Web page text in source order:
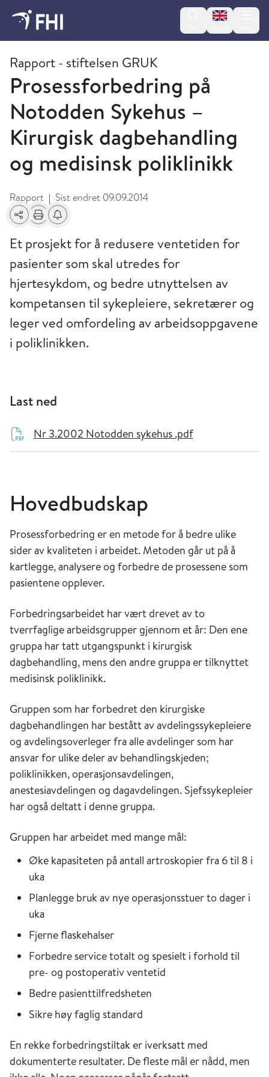
Change
2009 og eldre publikasjoner fra FHI
Rapport - stiftelsen GRUK
Prosessforbedring på
Notodden Sykehus –
Kirurgisk dagbehandling
og medisinsk poliklinikk
Rapport | Sist endret 09.09.2014
Del Skriv utFå varsel om endringer
Et prosjekt for å redusere ventetiden for
pasienter som skal utredes for
hjertesykdom, og bedre utnyttelsen av
kompetansen til sykepleiere, sekretærer og
leger ved omfordeling av arbeidsoppgavene
i poliklinikken.
Last ned
Nr 3.2002 Notodden sykehus .pdf
Hovedbudskap
Prosessforbedring er en metode for å bedre ulike
sider av kvaliteten i arbeidet. Metoden går ut på å
kartlegge, analysere og forbedre de prosessene som
pasientene opplever.
Forbedringsarbeidet har vært drevet av to
tverrfaglige arbeidsgrupper gjennom et år: Den ene
gruppa har tatt utgangspunkt i kirurgisk
dagbehandling, mens den andre gruppa er tilknyttet
medisinsk poliklinikk.
Gruppen som har forbedret den kirurgiske
dagbehandlingen har bestått av avdelingssykepleiere
og avdelingsoverleger fra alle avdelinger som har
ansvar for ulike deler av behandlingskjeden;
poliklinikken, operasjonsavdelingen,
anestesiavdelingen og dagavdelingen. Sjefssykepleier
har også deltatt i denne gruppa.
Gruppen har arbeidet med mange mål:
Øke kapasiteten på antall artroskopier fra 6 til 8 i
uka
Planlegge bruk av nye operasjonsstuer to dager i
uka
Fjerne flaskehalser
Forbedre service totalt og spesielt i forhold til
pre- og postoperativ ventetid
Bedre pasienttilfredsheten
Sikre høy faglig standard
En rekke forbedringstiltak er iverksatt med
dokumenterte resultater. De fleste mål er nådd, men